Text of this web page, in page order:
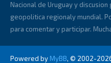
Nacional de Uruguay y
geopolitica regionaly mundial.
para comentar y participar.
Powered by MyBB, © 2002-